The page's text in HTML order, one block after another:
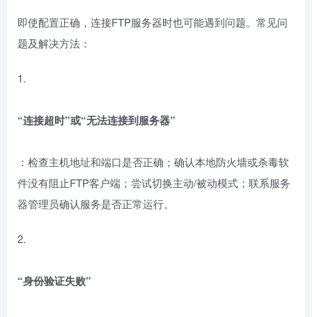
即使配置正确，连接FTP服务器时也可能遇到问题。常见问
题及解决方法：
1.
“连接超时”或“无法连接到服务器”
：检查主机地址和端口是否正确；确认本地防火墙或杀毒软
件没有阻止FTP客户端；尝试切换主动/被动模式；联系服务
器管理员确认服务是否正常运行。
2.
“身份验证失败”